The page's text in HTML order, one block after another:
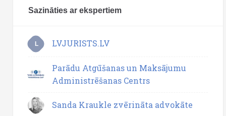
Sazināties ar ekspertiem
L LVJURISTS.LV
Parādu Atgūšanas un Maksājumu
Administrēšanas Centrs
Sanda Kraukle zvērināta advokāte